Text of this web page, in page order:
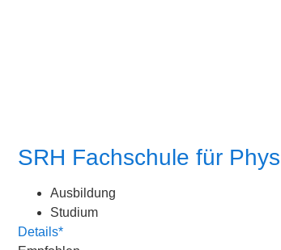
SRH Fachschule für
Ausbildung
Studium
Details*